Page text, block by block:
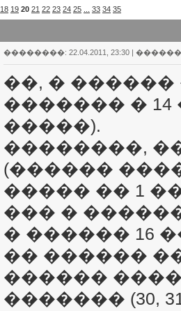
18 19 20 21 22 23 24 25 33 34 35
��������: 22.04.2011, 23:30 |
��, �
������� � 14
�����).
��������, ��.
(������
����� �� 1
��� �
� ������ 16
�� ������
������
������� (30,